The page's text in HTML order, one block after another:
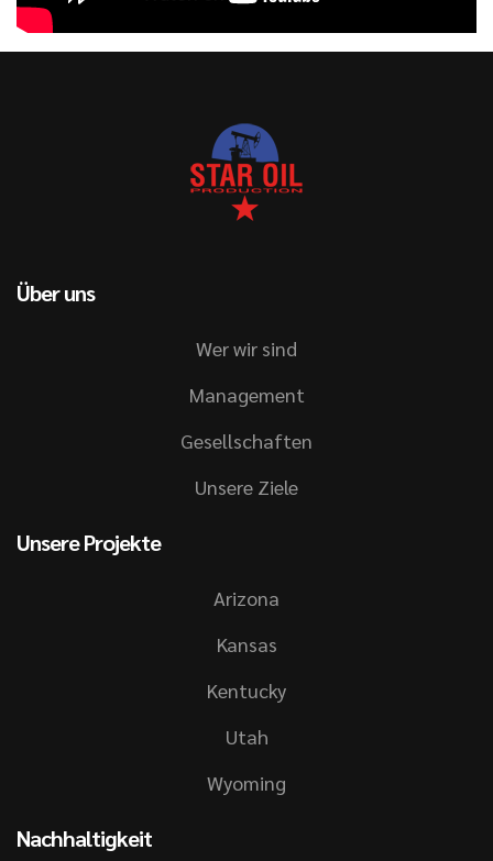
Über uns
Wer wir sind
Management
Gesellschaften
Unsere Ziele
Unsere Projekte
Arizona
Kansas
Kentucky
Utah
Wyoming
Nachhaltigkeit